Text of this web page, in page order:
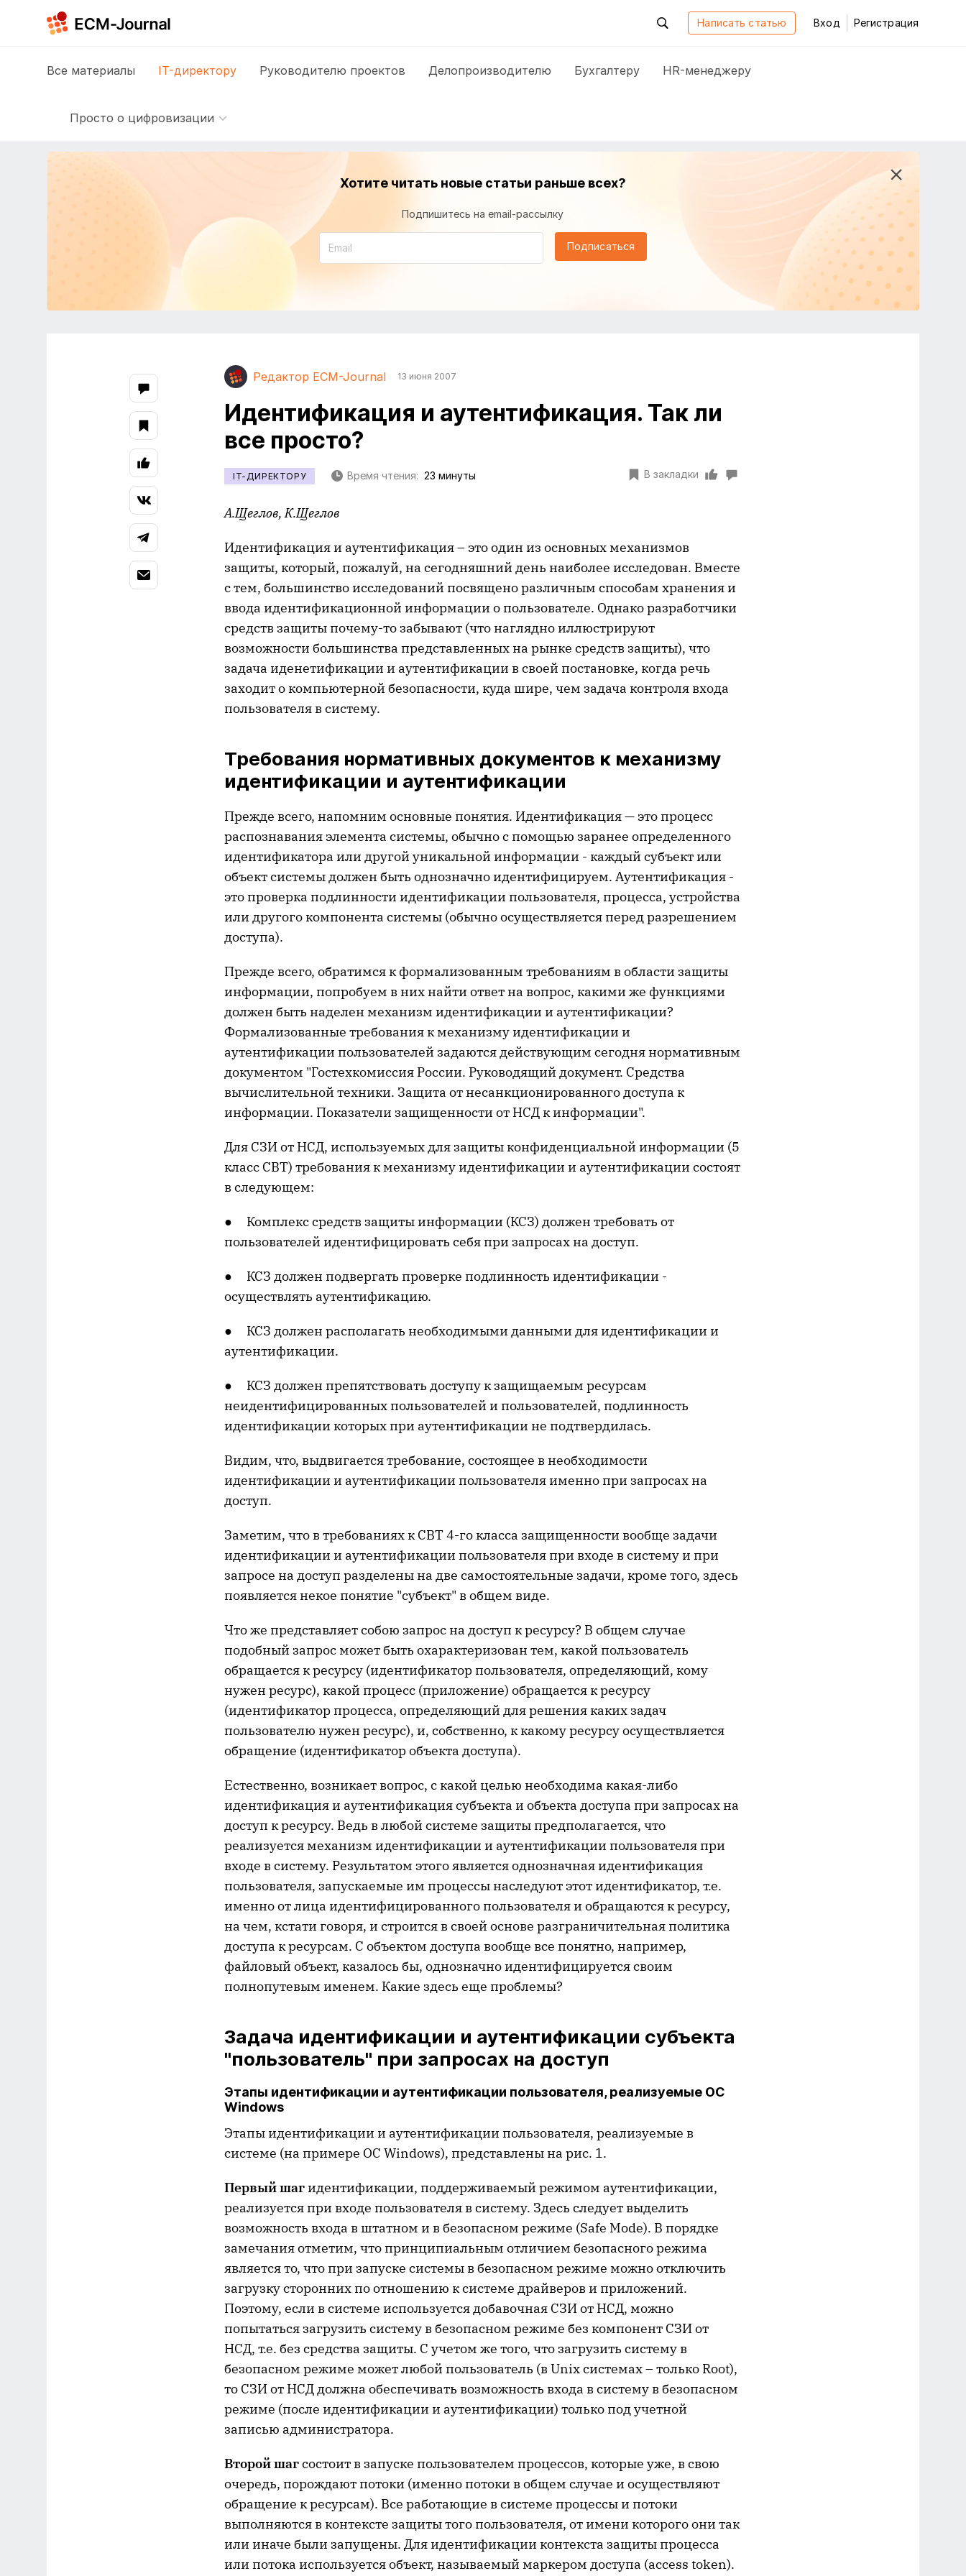
Написать статью Вход Регистрация
Все материалы IT-директору Руководителю проектов Делопроизводителю Бухгалтеру HR-менеджеру
Просто о цифровизации
Хотите читать новые статьи раньше всех?
Подпишитесь на email-рассылку
Подписаться
Редактор ECM-Journal 13 июня 2007
Идентификация и аутентификация. Так ли
все просто?
IT-ДИРЕКТОРУ Время чтения: 23 минуты В закладки
А.Щеглов, К.Щеглов
Идентификация и аутентификация – это один из основных механизмов
защиты, который, пожалуй, на сегодняшний день наиболее исследован. Вместе
с тем, большинство исследований посвящено различным способам хранения и
ввода идентификационной информации о пользователе. Однако разработчики
средств защиты почему-то забывают (что наглядно иллюстрируют
возможности большинства представленных на рынке средств защиты), что
задача иденетификации и аутентификации в своей постановке, когда речь
заходит о компьютерной безопасности, куда шире, чем задача контроля входа
пользователя в систему.
Требования нормативных документов к механизму
идентификации и аутентификации
Прежде всего, напомним основные понятия. Идентификация — это процесс
распознавания элемента системы, обычно с помощью заранее определенного
идентификатора или другой уникальной информации - каждый субъект или
объект системы должен быть однозначно идентифицируем. Аутентификация -
это проверка подлинности идентификации пользователя, процесса, устройства
или другого компонента системы (обычно осуществляется перед разрешением
доступа).
Прежде всего, обратимся к формализованным требованиям в области защиты
информации, попробуем в них найти ответ на вопрос, какими же функциями
должен быть наделен механизм идентификации и аутентификации?
Формализованные требования к механизму идентификации и
аутентификации пользователей задаются действующим сегодня нормативным
документом "Гостехкомиссия России. Руководящий документ. Средства
вычислительной техники. Защита от несанкционированного доступа к
информации. Показатели защищенности от НСД к информации".
Для СЗИ от НСД, используемых для защиты конфиденциальной информации (5
класс СВТ) требования к механизму идентификации и аутентификации состоят
в следующем:
● Комплекс средств защиты информации (КСЗ) должен требовать от
пользователей идентифицировать себя при запросах на доступ.
● КСЗ должен подвергать проверке подлинность идентификации -
осуществлять аутентификацию.
● КСЗ должен располагать необходимыми данными для идентификации и
аутентификации.
● КСЗ должен препятствовать доступу к защищаемым ресурсам
неидентифицированных пользователей и пользователей, подлинность
идентификации которых при аутентификации не подтвердилась.
Видим, что, выдвигается требование, состоящее в необходимости
идентификации и аутентификации пользователя именно при запросах на
доступ.
Заметим, что в требованиях к СВТ 4-го класса защищенности вообще задачи
идентификации и аутентификации пользователя при входе в систему и при
запросе на доступ разделены на две самостоятельные задачи, кроме того, здесь
появляется некое понятие "субъект" в общем виде.
Что же представляет собою запрос на доступ к ресурсу? В общем случае
подобный запрос может быть охарактеризован тем, какой пользователь
обращается к ресурсу (идентификатор пользователя, определяющий, кому
нужен ресурс), какой процесс (приложение) обращается к ресурсу
(идентификатор процесса, определяющий для решения каких задач
пользователю нужен ресурс), и, собственно, к какому ресурсу осуществляется
обращение (идентификатор объекта доступа).
Естественно, возникает вопрос, с какой целью необходима какая-либо
идентификация и аутентификация субъекта и объекта доступа при запросах на
доступ к ресурсу. Ведь в любой системе защиты предполагается, что
реализуется механизм идентификации и аутентификации пользователя при
входе в систему. Результатом этого является однозначная идентификация
пользователя, запускаемые им процессы наследуют этот идентификатор, т.е.
именно от лица идентифицированного пользователя и обращаются к ресурсу,
на чем, кстати говоря, и строится в своей основе разграничительная политика
доступа к ресурсам. С объектом доступа вообще все понятно, например,
файловый объект, казалось бы, однозначно идентифицируется своим
полнопутевым именем. Какие здесь еще проблемы?
Задача идентификации и аутентификации субъекта
"пользователь" при запросах на доступ
Этапы идентификации и аутентификации пользователя, реализуемые ОС
Windows
Этапы идентификации и аутентификации пользователя, реализуемые в
системе (на примере ОС Windows), представлены на рис. 1.
Первый шагидентификации, поддерживаемый режимом аутентификации,
реализуется при входе пользователя в систему. Здесь следует выделить
возможность входа в штатном и в безопасном режиме (Safe Mode). В порядке
замечания отметим, что принципиальным отличием безопасного режима
является то, что при запуске системы в безопасном режиме можно отключить
загрузку сторонних по отношению к системе драйверов и приложений.
Поэтому, если в системе используется добавочная СЗИ от НСД, можно
попытаться загрузить систему в безопасном режиме без компонент СЗИ от
НСД, т.е. без средства защиты. С учетом же того, что загрузить систему в
безопасном режиме может любой пользователь (в Unix системах – только Root),
то СЗИ от НСД должна обеспечивать возможность входа в систему в безопасном
режиме (после идентификации и аутентификации) только под учетной
записью администратора.
Второй шагсостоит в запуске пользователем процессов, которые уже, в свою
очередь, порождают потоки (именно потоки в общем случае и осуществляют
обращение к ресурсам). Все работающие в системе процессы и потоки
выполняются в контексте защиты того пользователя, от имени которого они так
или иначе были запущены. Для идентификации контекста защиты процесса
или потока используется объект, называемый маркером доступа (access token).